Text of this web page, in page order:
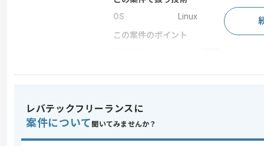
OS
Linux
この案件のポイント
ム
基幹業務システム
求めるスキル
レバテックフリーランスに
案件について 聞いてみませんか？